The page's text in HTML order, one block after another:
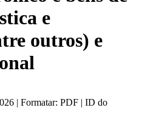
e
outros) e
| Formatar: PDF | ID do